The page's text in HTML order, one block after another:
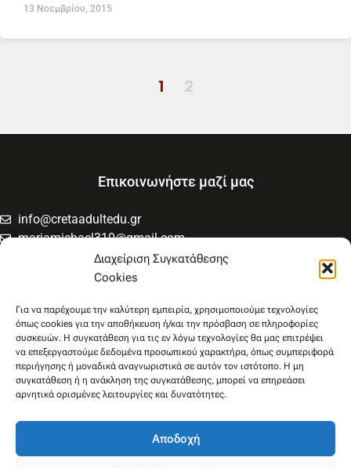
Διαχείριση Συγκατάθεσης
Cookies
Για να παρέχουμε την καλύτερη εμπειρία, χρησιμοποιούμε τεχνολογίες
όπως cookies για την αποθήκευση ή/και την πρόσβαση σε πληροφορίες
συσκευών. Η συγκατάθεση για τις εν λόγω τεχνολογίες θα μας επιτρέψει
να επεξεργαστούμε δεδομένα προσωπικού χαρακτήρα, όπως συμπεριφορά
περιήγησης ή μοναδικά αναγνωριστικά σε αυτόν τον ιστότοπο. Η μη
συγκατάθεση ή η ανάκληση της συγκατάθεσης, μπορεί να επηρεάσει
αρνητικά ορισμένες λειτουργίες και δυνατότητες.
Αποδοχή
13 Νοεμβρίου, 2015
1 2
Επικοινωνήστε μαζί μας
info@cretaadultedu.gr
mariamichael310@gmail.com